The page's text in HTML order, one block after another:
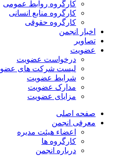
کارگروه روابط عمومی
کارگروه منابع انسانی
کارگروه حقوقی
اخبار انجمن
تصاویر
عضویت
درخواست عضویت
لیست شرکت های عضو
شرایط عضویت
مدارک عضویت
مزایای عضویت
صفحه اصلی
معرفی انجمن
اعضاء هیئت مدیره
کارگروه ها
درباره انجمن